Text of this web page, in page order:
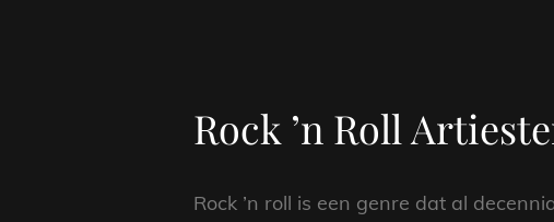
Rock ’n Roll
Rock ’n roll is een genre dat al